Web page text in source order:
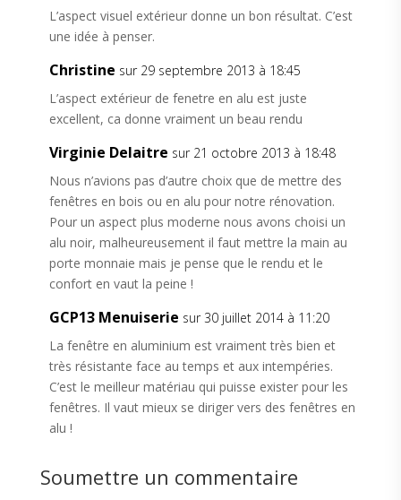
L’aspect visuel extérieur donne un bon résultat. C’est
une idée à penser.
Christine sur 29 septembre 2013 à 18:45
L’aspect extérieur de fenetre en alu est juste
excellent, ca donne vraiment un beau rendu
Virginie Delaitre sur 21 octobre 2013 à 18:48
Nous n’avions pas d’autre choix que de mettre des
fenêtres en bois ou en alu pour notre rénovation.
Pour un aspect plus moderne nous avons choisi un
alu noir, malheureusement il faut mettre la main au
porte monnaie mais je pense que le rendu et le
confort en vaut la peine !
GCP13 Menuiserie sur 30 juillet 2014 à 11:20
La fenêtre en aluminium est vraiment très bien et
très résistante face au temps et aux intempéries.
C’est le meilleur matériau qui puisse exister pour les
fenêtres. Il vaut mieux se diriger vers des fenêtres en
alu !
Soumettre un commentaire